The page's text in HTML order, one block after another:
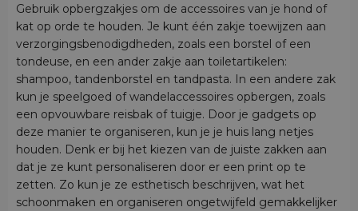
Gebruik opbergzakjes om de accessoires van je hond of
kat op orde te houden. Je kunt één zakje toewijzen aan
verzorgingsbenodigdheden, zoals een borstel of een
tondeuse, en een ander zakje aan toiletartikelen:
shampoo, tandenborstel en tandpasta. In een andere zak
kun je speelgoed of wandelaccessoires opbergen, zoals
een opvouwbare reisbak of tuigje. Door je gadgets op
deze manier te organiseren, kun je je huis lang netjes
houden. Denk er bij het kiezen van de juiste zakken aan
dat je ze kunt personaliseren door er een print op te
zetten. Zo kun je ze esthetisch beschrijven, wat het
schoonmaken en organiseren ongetwijfeld gemakkelijker